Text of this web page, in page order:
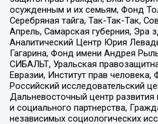
осужденным и их семьям, Фонд
Серебряная тайга, Так-Так-Так,
Апрель, Самарская губерния, Эра
Аналитический Центр Юрия
Гагарина, Фонд имени Андрея
СИБАЛЬТ, Уральская
Евразии, Институт прав
Российский исследовательский
Дальневосточный центр развития
и социального партнерства,
независимых социологических